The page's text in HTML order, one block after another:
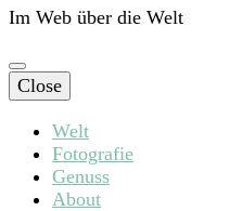
Im Web über die Welt
Close
Welt
Fotografie
Genuss
About